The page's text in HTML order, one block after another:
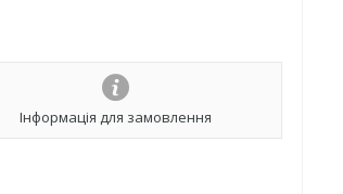
Інформація для замовлення